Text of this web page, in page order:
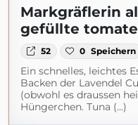
Markgräflerin
gefüllte
52 0 Speichern
Ein schnelles, leichtes
Backen der Lavendel
(obwohl es draussen
Hüngerchen. Tuna (...)